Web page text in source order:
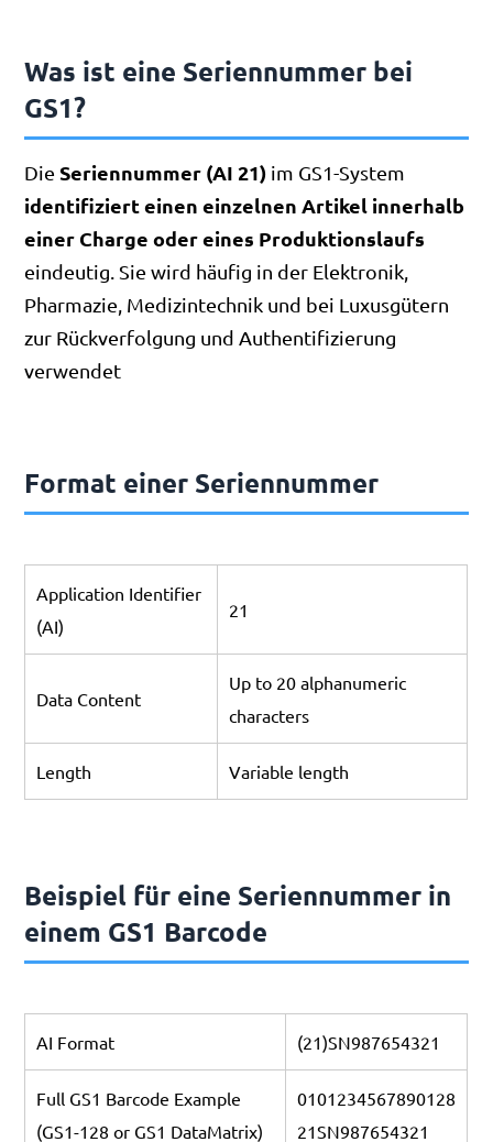
Was ist eine Seriennummer bei
GS1?
DieSeriennummer (AI 21) im GS1-System
identifiziert einen einzelnen Artikel innerhalb
einer Charge oder eines Produktionslaufs
eindeutig. Sie wird häufig in der Elektronik,
Pharmazie, Medizintechnik und bei Luxusgütern
zur Rückverfolgung und Authentifizierung
verwendet
Format einer Seriennummer
Application Identifier
(AI)
21
Data Content
Up to 20 alphanumeric
characters
Length Variable length
Beispiel für eine Seriennummer in
einem GS1 Barcode
AI Format (21)SN987654321
Full GS1 Barcode Example
(GS1-128 or GS1 DataMatrix)
0101234567890128
21SN987654321